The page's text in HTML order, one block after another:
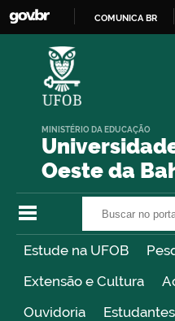
COMUNICA BR
Oeste da
MINISTÉRIO DA EDUCAÇÃO
Estude na UFOB
Extensão e Cultura
Ouvidoria
Estudantes